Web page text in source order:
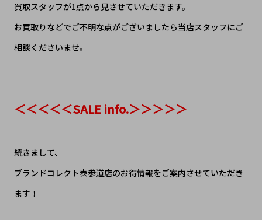
買取スタッフが1点から見させていただきます。
お買取りなどでご不明な点がございましたら当店スタッフにご
相談くださいませ。
＜＜＜＜＜SALE info.＞＞＞＞＞
続きまして、
ブランドコレクト表参道店のお得情報をご案内させていただき
ます！